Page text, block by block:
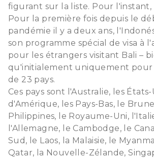
figurant sur la liste. Pour l'instant,
Pour la première fois depuis le
pandémie il y a deux ans,
son programme spécial de visa à
pour les étrangers visitant Bali –
qu'initialement uniquement pour
de 23 pays.
Ces pays sont l'Australie, les États-
d'Amérique, les Pays-Bas, le
Philippines, le Royaume-Uni,
l'Allemagne, le Cambodge, le
Sud, le Laos, la Malaisie, le
Qatar, la Nouvelle-Zélande,